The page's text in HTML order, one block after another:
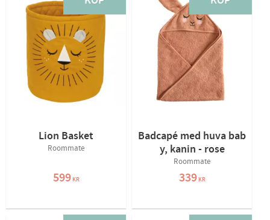
Lion Basket
Roommate
599KR
Badcapé med huva bab
y, kanin - rose
Roommate
339KR